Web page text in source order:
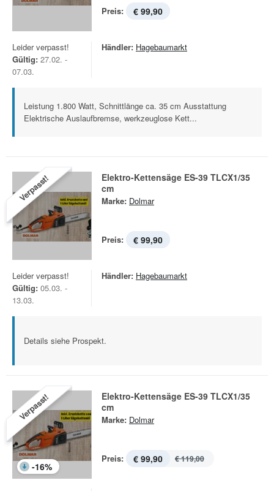
Preis: € 99,90
Leider verpasst!
Gültig: 27.02. -
07.03.
Händler: Hagebaumarkt
Leistung 1.800 Watt, Schnittlänge ca. 35 cm Ausstattung
Elektrische Auslaufbremse, werkzeuglose Kett...
Verpasst!
Elektro-Kettensäge ES-39 TLCX1/35
cm
Marke: Dolmar
Preis: € 99,90
Leider verpasst!
Gültig: 05.03. -
13.03.
Händler: Hagebaumarkt
Details siehe Prospekt.
Verpasst!
-16%
Elektro-Kettensäge ES-39 TLCX1/35
cm
Marke: Dolmar
Preis: € 99,90 € 119,00